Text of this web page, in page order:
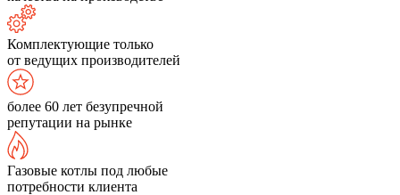
Комплектующие только
от ведущих производителей
более 60 лет безупречной
репутации на рынке
Газовые котлы под любые
потребности клиента